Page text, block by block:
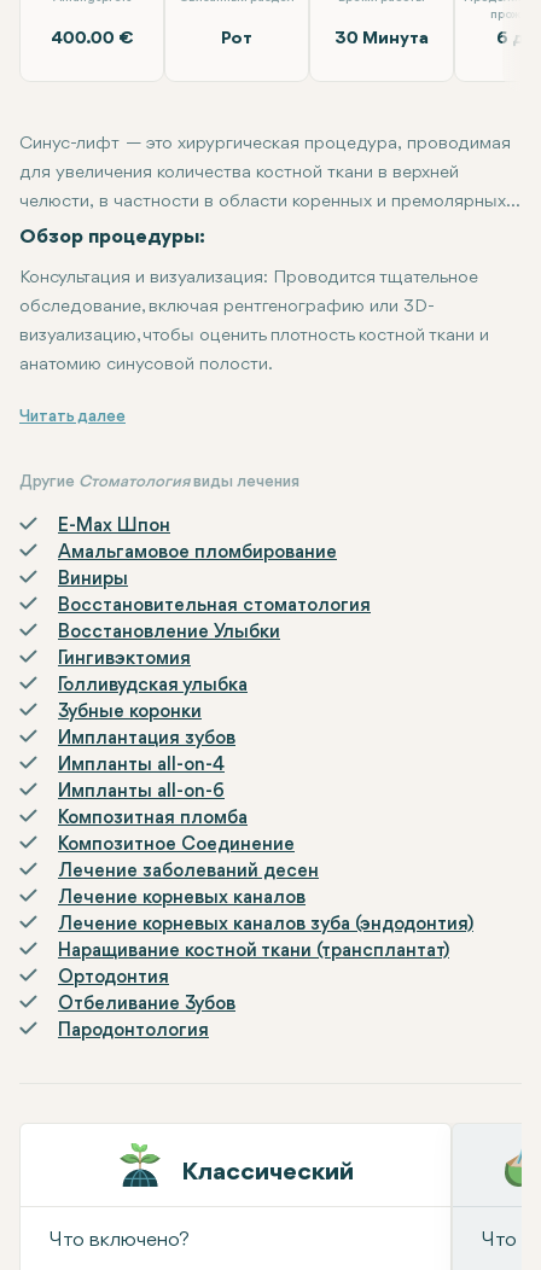
400.00 € Рот 30 Минута 6
Синус-лифт — это хирургическая процедура, проводимая
для увеличения количества костной ткани в верхней
челюсти, в частности в области коренных и премолярных
зубов, чтобы обеспечить возможность установки зубных
высота кости недостаточна из-за различных факторов,
таких как потеря зубов, пародонтоз или естественные
анатомические вариации.
Обзор процедуры:
Консультация и визуализация: Проводится тщательное
обследование, включая рентгенографию или 3D-
визуализацию, чтобы оценить плотность костной ткани и
анатомию синусовой полости.
Анестезия: Проводится местная анестезия или седатация
Доступ к синусу
Поднятие синусовой мембраны
Костная трансплантация
Закрытие: Разрез зашивается, и начинается процесс
Другие Стоматологиявиды лечения
E-Max Шпон
Амальгамовое пломбирование
Виниры
Восстановительная стоматология
Восстановление Улыбки
Гингивэктомия
Голливудская улыбка
Зубные коронки
Имплантация зубов
Импланты all-on-4
Импланты all-on-6
Композитная пломба
Композитное Соединение
Лечение заболеваний десен
Лечение корневых каналов
Лечение корневых каналов зуба (эндодонтия)
Наращивание костной ткани (трансплантат)
Ортодонтия
Отбеливание Зубов
Пародонтология
Классический
Что включено? Что